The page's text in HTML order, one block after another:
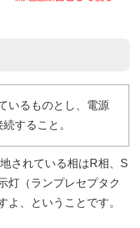
いるものとし、電源
続すること。
されている相はR相、S
灯（ランプレセプタク
よ、ということです。